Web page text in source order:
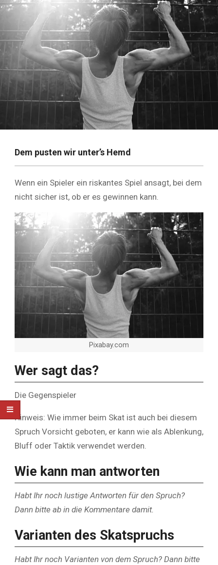
Dem pusten wir unter’s Hemd
Wenn ein Spieler ein riskantes Spiel ansagt, bei dem
nicht sicher ist, ob er es gewinnen kann.
Pixabay.com
Wer sagt das?
Die Gegenspieler
Hinweis: Wie immer beim Skat ist auch bei diesem
Spruch Vorsicht geboten, er kann wie als Ablenkung,
Bluff oder Taktik verwendet werden.
Wie kann man antworten
Habt Ihr noch lustige Antworten für den Spruch?
Dann bitte ab in die Kommentare damit.
Varianten des Skatspruchs
Habt Ihr noch Varianten von dem Spruch? Dann bitte